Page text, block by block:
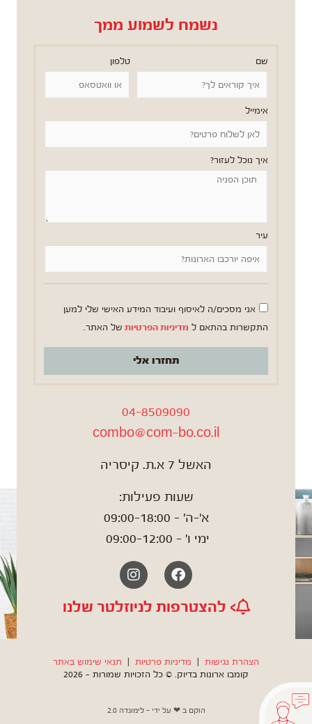
נשמח לשמוע ממך
שם טלפון
אימייל
איך נוכל לעזור?
עיר
אני מסכים/ה לאיסוף ועיבוד המידע האישי שלי למען
התקשרות בהתאם ל מדיניות הפרטיות של האתר.
תחזרו אלי
04-8509090
combo@com-bo.co.il
האשל 7 א.ת. קיסריה
שעות פעילות:
א'-ה' – 09:00-18:00
ימי ו' – 09:00-12:00
Facebook
Instagram
> להצטרפות לניוזלטר שלנו
הצהרת נגישות מדיניות פרטיות
תנאי שימוש באתר
קומבו ארונות בדיוק. © כל הזכויות שמורות – 2026
הוקם ב ❤ על ידי –לימונדה 2.0